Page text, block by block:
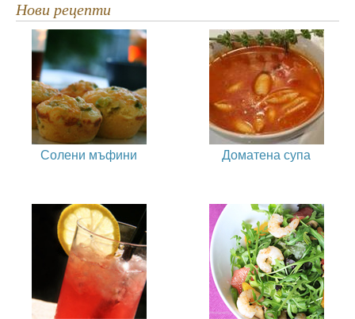
Нови рецепти
Солени мъфини Доматена супа